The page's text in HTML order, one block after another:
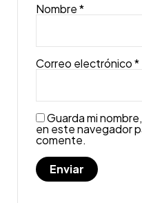
Nombre*
Correo electrónico*
Guarda mi
en este navegador
comente.